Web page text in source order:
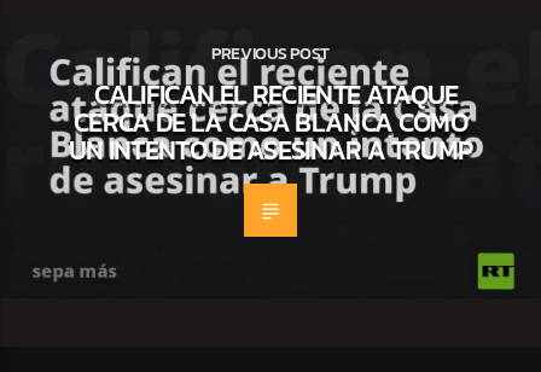
PREVIOUS POST
CALIFICAN EL RECIENTE ATAQUE
CERCA DE LA CASA BLANCA COMO
UN INTENTO DE ASESINAR A TRUMP